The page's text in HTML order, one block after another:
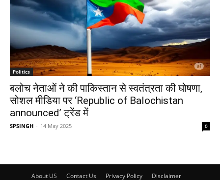
Politics
बलोच नेताओं ने की पाकिस्तान से स्वतंत्रता की घोषणा,
सोशल मीडिया पर ‘Republic of Balochistan
announced’ ट्रेंड में
SPSINGH - 14 May 2025 0
About US Contact Us Privacy Policy
Disclaimer